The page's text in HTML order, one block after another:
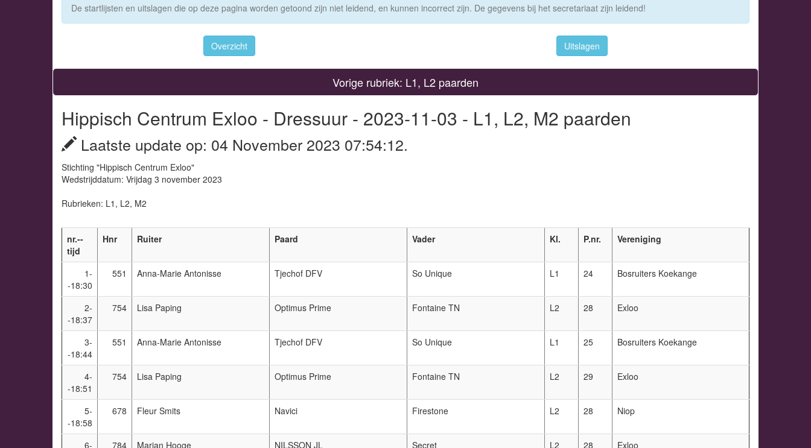
De startlijsten en uitslagen die op deze pagina worden getoond zijn niet leidend, en kunnen incorrect zijn. De gegevens bij het secretariaat zijn leidend!
Overzicht Uitslagen
Vorige rubriek: L1, L2 paarden
Hippisch Centrum Exloo - Dressuur - 2023-11-03 - L1, L2, M2 paarden
Laatste update op: 04 November 2023 07:54:12.
Stichting "Hippisch Centrum Exloo"
Wedstrijddatum: Vrijdag 3 november 2023
Rubrieken: L1, L2, M2
nr.--
tijd
Hnr Ruiter Paard Vader Kl. P.nr. Vereniging
1-
-18:30
551 Anna-Marie Antonisse Tjechof DFV So Unique L1 24 Bosruiters Koekange
2-
-18:37
754 Lisa Paping Optimus Prime Fontaine TN L2 28 Exloo
3-
-18:44
551 Anna-Marie Antonisse Tjechof DFV So Unique L1 25 Bosruiters Koekange
4-
-18:51
754 Lisa Paping Optimus Prime Fontaine TN L2 29 Exloo
5-
-18:58
678 Fleur Smits Navici Firestone L2 28 Niop
6-
784 Marjan Hooge NILSSON JL Secret L2 28 Exloo